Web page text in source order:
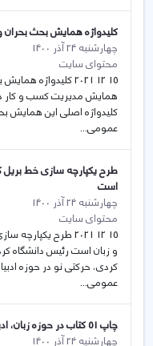
کلیدواژه همایش بحث بحران
چهارشنبه 24 آذر 1400
محتوای سایت
15 12 2021
همایش مدیریت کسب و کار
کلیدواژه اصلی این همایش
عمومی...
طرح یکپارچه سازی خط بریل
است
چهارشنبه 24 آذر 1400
محتوای سایت
15 12 2021 طرح
و زبان است رئیس دانشگاه
کردی، حرکتی نو در حوزه
عمومی...
چاپ 51 کتاب در حوزه زبان، ادبیات، تاریخ و فرهنگ کردستان
چهارشنبه 24 آذر 1400